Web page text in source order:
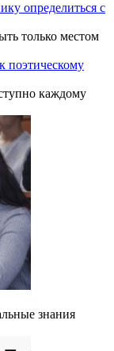
определиться с
только местом
поэтическому
каждому
знания